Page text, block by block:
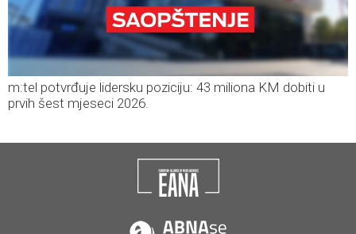
m:tel potvrđuje lidersku poziciju: 43 miliona KM dobiti u
prvih šest mjeseci 2026.